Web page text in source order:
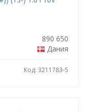
890 650
Дания
Код: 3211783-5